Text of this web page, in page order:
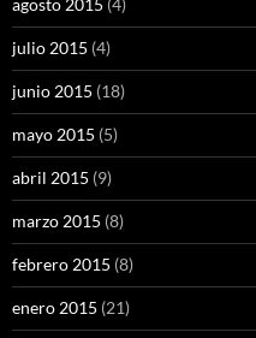
agosto 2015 (4)
julio 2015 (4)
junio 2015 (18)
mayo 2015 (5)
abril 2015 (9)
marzo 2015 (8)
febrero 2015 (8)
enero 2015 (21)